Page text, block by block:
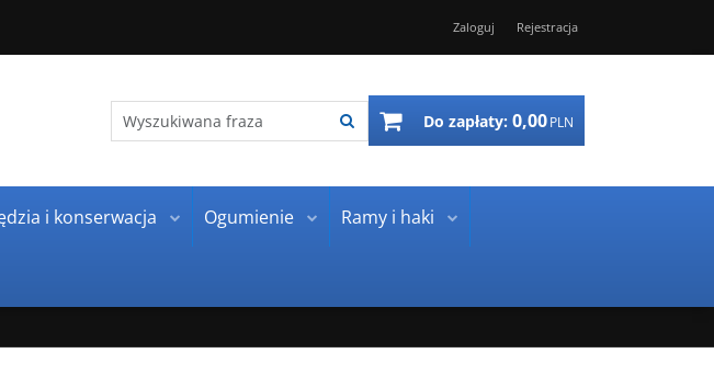
Zaloguj Rejestracja
Do zapłaty: 0,00PLN
i konserwacja Ogumienie Ramy i haki